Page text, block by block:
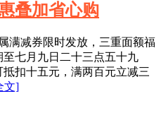
叠加省心购
满减券限时发放，三重面额福
七月九日二十三点五十九
扣十五元，满两百元立减三
文]